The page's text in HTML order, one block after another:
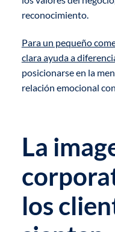
reconocimiento.
Para un pequeño
clara ayuda a
posicionarse en la
relación emocional
La
los